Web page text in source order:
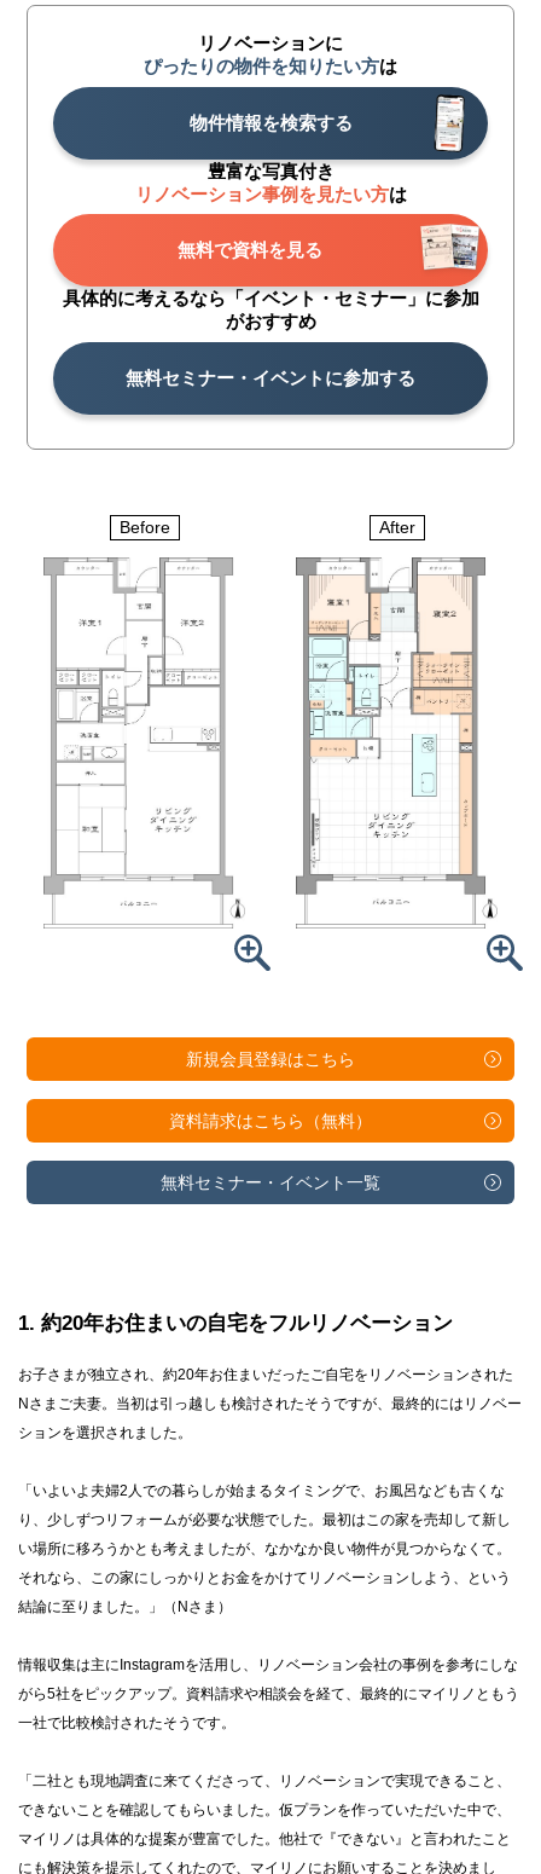
リノベーションに
ぴったりの物件を知りたい方は
物件情報を検索する
豊富な写真付き
リノベーション事例を見たい方は
無料で資料を見る
具体的に考えるなら「イベント・セミナー」に参加
がおすすめ
無料セミナー・イベントに参加する
Before After
新規会員登録はこちら
資料請求はこちら（無料）
無料セミナー・ イベント一覧
1 約20年お住まいの自宅をフルリノベーション
お子さまが独立され、約20年お住まいだったご自宅をリノベーションされた
Nさまご夫妻。当初は引っ越しも検討されたそうですが、最終的にはリノベー
ションを選択されました。
「いよいよ夫婦2人での暮らしが始まるタイミングで、お風呂なども古くな
り、少しずつリフォームが必要な状態でした。最初はこの家を売却して新し
い場所に移ろうかとも考えましたが、なかなか良い物件が見つからなくて。
それなら、この家にしっかりとお金をかけてリノベーションしよう、という
結論に至りました。」（Nさま）
情報収集は主にInstagramを活用し、リノベーション会社の事例を参考にしな
がら5社をピックアップ。資料請求や相談会を経て、最終的にマイリノともう
一社で比較検討されたそうです。
「二社とも現地調査に来てくださって、リノベーションで実現できること、
できないことを確認してもらいました。仮プランを作っていただいた中で、
マイリノは具体的な提案が豊富でした。他社で『できない』と言われたこと
にも解決策を提示してくれたので、マイリノにお願いすることを決めまし